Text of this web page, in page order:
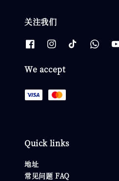
关注我们
We accept
Quick links
地址
常见问题 FAQ